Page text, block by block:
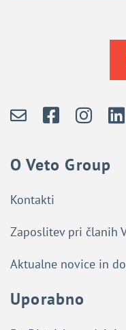
O Veto Group
Kontakti
Zaposlitev pri članih
Aktualne novice in
Uporabno